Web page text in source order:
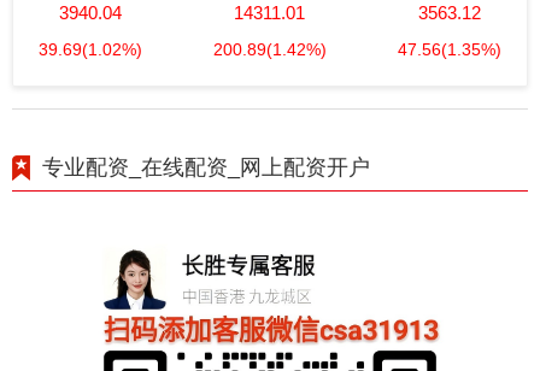
3940.04
39.69(1.02%)
14311.01
200.89(1.42%)
3563.12
47.56(1.35%)
专业配资_在线配资_网上配资开户